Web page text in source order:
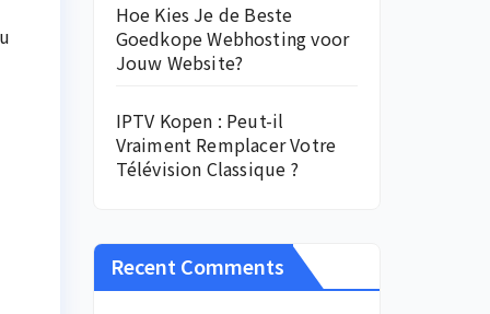
Hoe Kies Je de Beste
Goedkope Webhosting voor
Jouw Website?
IPTV Kopen : Peut-il
Vraiment Remplacer Votre
Télévision Classique ?
Recent Comments